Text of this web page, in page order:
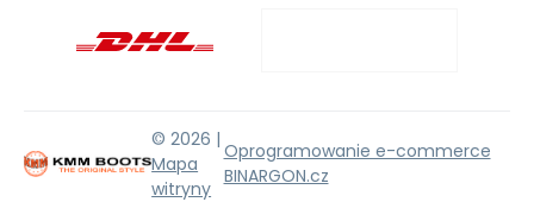
© 2026 |
Mapa
witryny
Oprogramowanie e-commerce
BINARGON.cz